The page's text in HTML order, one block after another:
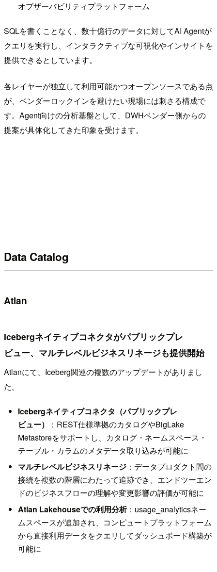
オブザーバビリティプラットフォーム
SQLを書くことなく、数十億行のデータに対してAI Agentが
クエリを実行し、インタラクティブな可視化やインサイトを
提供できるとしています。
各レイヤーが独立して利用可能かつオープンソースである点
が、ベンダーロックインを避けたい現場には刺さる構成で
す。Agent向けの分析基盤として、DWHベンダー側からの
提案が具体化してきた印象を受けます。
Data Catalog
Atlan
Icebergネイティブコネクタがパブリックプレ
ビュー、マルチレベルビジネスリネージも提供開始
Atlanにて、Iceberg関連の複数のアップデートがありまし
た。
Icebergネイティブコネクタ（パブリックプレ
ビュー）
：REST仕様準拠のカタログやBigLake
Metastoreをサポートし、カタログ・ネームスペース・
テーブル・カラムのメタデータ取り込みが可能に
マルチレベルビジネスリネージ：データプロダクト間の
接続を複数の階層にわたって追跡でき、エンドツーエン
ドのビジネスフローの理解や変更影響の評価が可能に
Atlan Lakehouseでの利用分析：usage_analyticsネー
ムスペースが追加され、コンピュートプラットフォーム
から直接利用データをクエリしてダッシュボード構築が
可能に